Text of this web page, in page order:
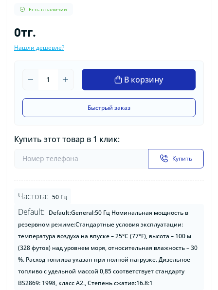
Есть в наличии
0тг.
Нашли дешевле?
В корзину
Быстрый заказ
Купить этот товар в 1 клик:
Купить
Частота: 50 Гц
Default: Default:General:50 Гц Номинальная мощность в
резервном режиме:Стандартные условия эксплуатации:
температура воздуха на впуске – 25°C (77°F), высота – 100 м
(328 футов) над уровнем моря, относительная влажность – 30
%. Расход топлива указан при полной нагрузке. Дизельное
топливо с удельной массой 0,85 соответствует стандарту
BS2869: 1998, класс A2., Степень сжатия:16.8:1